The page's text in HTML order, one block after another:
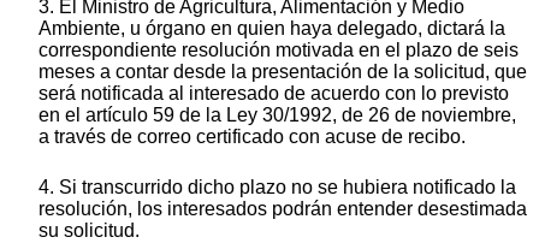
3. El Ministro de Agricultura, Alimentación y Medio
Ambiente, u órgano en quien haya delegado, dictará la
correspondiente resolución motivada en el plazo de seis
meses a contar desde la presentación de la solicitud, que
será notificada al interesado de acuerdo con lo previsto
en el artículo 59 de la Ley 30/1992, de 26 de noviembre,
a través de correo certificado con acuse de recibo.
4. Si transcurrido dicho plazo no se hubiera notificado la
resolución, los interesados podrán entender desestimada
su solicitud.